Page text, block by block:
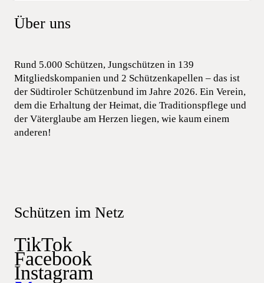
Über uns
Rund 5.000 Schützen, Jungschützen in 139
Mitgliedskompanien und 2 Schützenkapellen – das ist
der Südtiroler Schützenbund im Jahre 2026. Ein Verein,
dem die Erhaltung der Heimat, die Traditionspflege und
der Väterglaube am Herzen liegen, wie kaum einem
anderen!
Schützen im Netz
TikTok
Facebook
Instagram